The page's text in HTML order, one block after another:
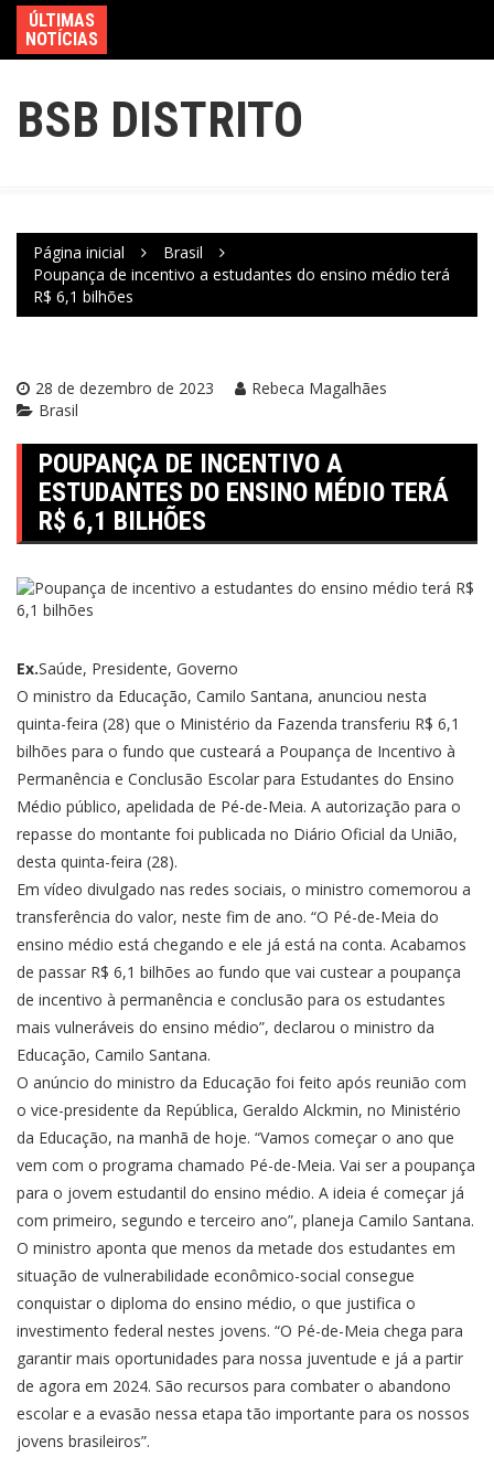
ÚLTIMAS
NOTÍCIAS
BSB DISTRITO
Página inicial
Brasil
Poupança de incentivo a estudantes do ensino médio terá
R$ 6,1 bilhões
28 de dezembro de 2023
Rebeca Magalhães
Brasil
POUPANÇA DE INCENTIVO A
ESTUDANTES DO ENSINO MÉDIO TERÁ
R$ 6,1 BILHÕES
Ex.Saúde, Presidente, Governo
O ministro da Educação, Camilo Santana, anunciou nesta
quinta-feira (28) que o Ministério da Fazenda transferiu R$ 6,1
bilhões para o fundo que custeará a Poupança de Incentivo à
Permanência e Conclusão Escolar para Estudantes do Ensino
Médio público, apelidada de Pé-de-Meia. A autorização para o
repasse do montante foi publicada no Diário Oficial da União,
desta quinta-feira (28).
Em vídeo divulgado nas redes sociais, o ministro comemorou a
transferência do valor, neste fim de ano. “O Pé-de-Meia do
ensino médio está chegando e ele já está na conta. Acabamos
de passar R$ 6,1 bilhões ao fundo que vai custear a poupança
de incentivo à permanência e conclusão para os estudantes
mais vulneráveis do ensino médio”, declarou o ministro da
Educação, Camilo Santana.
O anúncio do ministro da Educação foi feito após reunião com
o vice-presidente da República, Geraldo Alckmin, no Ministério
da Educação, na manhã de hoje. “Vamos começar o ano que
vem com o programa chamado Pé-de-Meia. Vai ser a poupança
para o jovem estudantil do ensino médio. A ideia é começar já
com primeiro, segundo e terceiro ano”, planeja Camilo Santana.
O ministro aponta que menos da metade dos estudantes em
situação de vulnerabilidade econômico-social consegue
conquistar o diploma do ensino médio, o que justifica o
investimento federal nestes jovens. “O Pé-de-Meia chega para
garantir mais oportunidades para nossa juventude e já a partir
de agora em 2024. São recursos para combater o abandono
escolar e a evasão nessa etapa tão importante para os nossos
jovens brasileiros”.